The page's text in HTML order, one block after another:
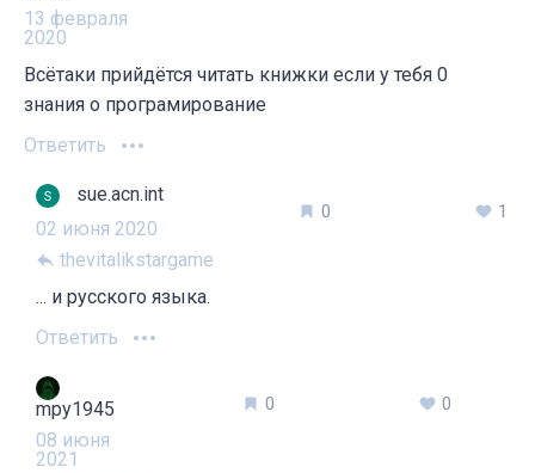
13 февраля
2020
Всётаки прийдётся читать книжки если у тебя 0
знания о програмирование
Ответить
sue.acn.int
02 июня 2020
thevitalikstargame
0 1
... и русского языка.
Ответить
mpy1945
08 июня
2021
0 0